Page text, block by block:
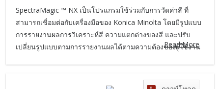
SpectraMagic ™ NX เป็นโปรแกรมใช้ร่วมกับการวัดค่าสี ที่
สามารถเชื่อมต่อกับเครื่องมือของ Konica Minolta โดยมีรูปแบบ
การรายงานผลการวิเคราะห์สี ความแตกต่างของสี และปรับ
เปลี่ยนรูปแบบตามการรายงานผลได้ตามความต้องของผู้ใช้งาน
Read More